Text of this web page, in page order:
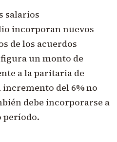
salarios
incorporan nuevos
de los acuerdos
un monto de
a la paritaria de
del 6% no
debe incorporarse a
período.